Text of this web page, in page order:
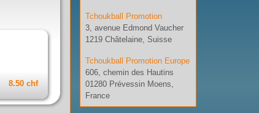
8.50 chf
Tchoukball Promotion
3, avenue Edmond Vaucher
1219 Châtelaine, Suisse
Tchoukball Promotion Europe
606, chemin des Hautins
01280 Prévessin Moens,
France